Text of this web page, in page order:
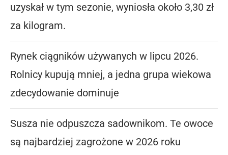
uzyskał w tym sezonie, wyniosła około 3,30 zł
za kilogram.
Rynek ciągników używanych w lipcu 2026.
Rolnicy kupują mniej, a jedna grupa wiekowa
zdecydowanie dominuje
Susza nie odpuszcza sadownikom. Te owoce
są najbardziej zagrożone w 2026 roku